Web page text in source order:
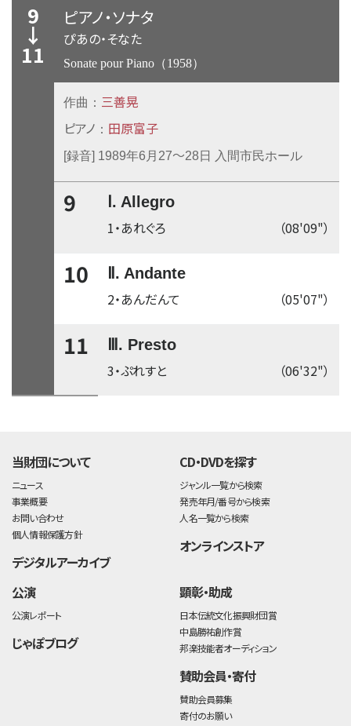
9
↓
11
ピアノ・ソナタ
ぴあの・そなた
Sonate pour Piano（1958）
作曲： 三善晃
ピアノ ： 田原富子
[録音] 1989年6月27〜28日 入間市民ホール
9 Ⅰ. Allegro
（08'09"）
1・あれぐろ
10 Ⅱ. Andante
（05'07"）
2・あんだんて
11 Ⅲ. Presto
（06'32"）
3・ぷれすと
当財団について
ニュース
事業概要
お問い合わせ
個人情報保護方針
デジタルアーカイブ
CD・DVDを探す
ジャンル一覧から検索
発売年月/番号から検索
人名一覧から検索
オンラインストア
公演
公演レポート
じゃぽブログ
顕彰・助成
日本伝統文化振興財団賞
中島勝祐創作賞
邦楽技能者オーディション
賛助会員・寄付
賛助会員募集
寄付のお願い